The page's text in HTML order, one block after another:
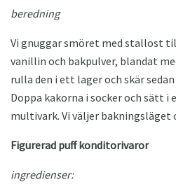
beredning
Vi gnuggar smöret med stallost
vanillin och bakpulver, blandat
rulla den i ett lager och skär
Doppa kakorna i socker och sätt i
multivark. Vi väljer bakningsläget
Figurerad puff konditorivaror
ingredienser: